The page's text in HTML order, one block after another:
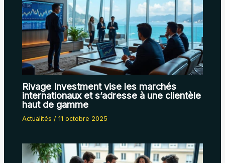
Rivage Investment vise les marchés
internationaux et s’adresse à une clientèle
haut de gamme
Actualités /11 octobre 2025